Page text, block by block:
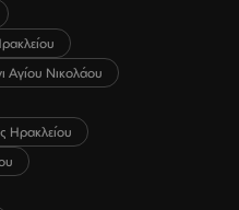
Αγίου Νικολάου
Ηρακλείου